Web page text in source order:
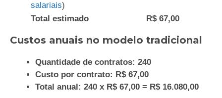
salariais)
Total estimado R$ 67,00
Custos anuais no modelo tradicional
Quantidade de contratos: 240
Custo por contrato: R$ 67,00
Total anual: 240 x R$ 67,00 = R$ 16.080,00